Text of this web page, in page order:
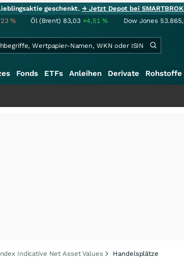
geschenkt.→ Jetzt Depot bei
% Öl (Brent) 83,03 +4,51% Dow Jones
Fonds ETFs Anleihen Derivate Rohstoffe
Indicative Net Asset Values Handelsplätze